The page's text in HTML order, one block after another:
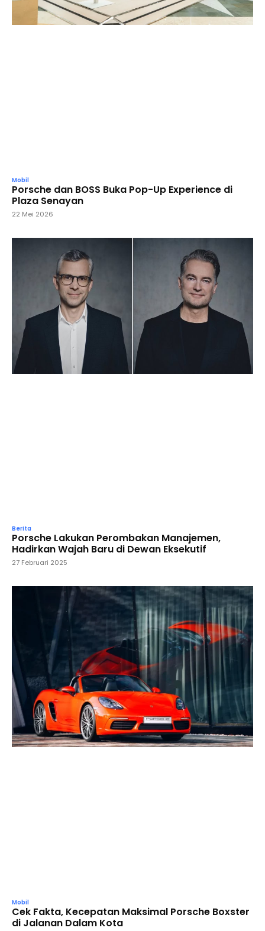
Mobil
Porsche dan BOSS Buka Pop-Up Experience di
Plaza Senayan
22 Mei 2026
Berita
Porsche Lakukan Perombakan Manajemen,
Hadirkan Wajah Baru di Dewan Eksekutif
27 Februari 2025
Mobil
Cek Fakta, Kecepatan Maksimal Porsche Boxster
di Jalanan Dalam Kota